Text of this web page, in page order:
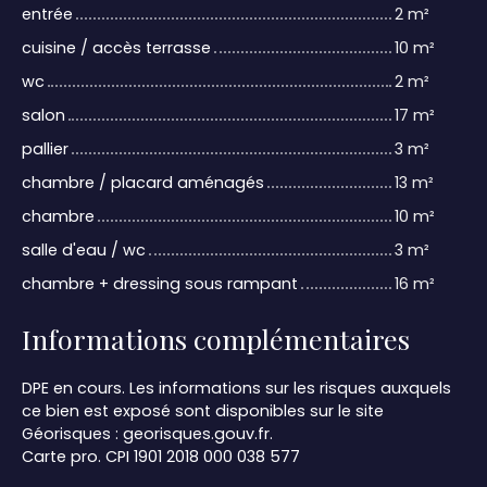
entrée
2 m²
cuisine / accès terrasse
10 m²
wc
2 m²
salon
17 m²
pallier
3 m²
chambre / placard aménagés
13 m²
chambre
10 m²
salle d'eau / wc
3 m²
chambre + dressing sous rampant
16 m²
Informations complémentaires
DPE en cours. Les informations sur les risques auxquels
ce bien est exposé sont disponibles sur le site
Géorisques : georisques.gouv.fr.
Carte pro. CPI 1901 2018 000 038 577